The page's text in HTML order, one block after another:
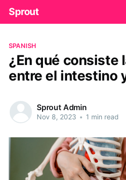
Sprout
SPANISH
¿En qué consiste
entre el intestino
Sprout Admin
Nov 8, 2023 • 1 min read